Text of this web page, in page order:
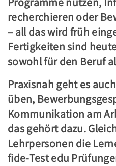
recherchieren oder
– all das wird früh
Fertigkeiten sind
sowohl für den Beruf
Praxisnah geht es
üben,
Kommunikation am
das gehört dazu.
Lehrpersonen die
fide-Test edu